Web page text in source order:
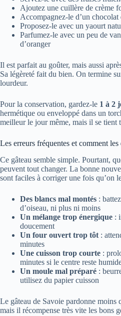
Ajoutez une cuillère de crème
Accompagnez-le d’un chocolat
Proposez-le avec un yaourt
Parfumez-le avec un peu de
d’oranger
Il est parfait au goûter, mais aussi
Sa légèreté fait du bien. On termine
lourdeur.
Pour la conservation, gardez-le 1 à 2
hermétique ou enveloppé dans un
meilleur le jour même, mais il se tient
Les erreurs fréquentes et comment les
Ce gâteau semble simple. Pourtant,
peuvent tout changer. La bonne
sont faciles à corriger une fois qu’on
Des blancs mal montés :
d’oiseau, ni plus ni moins
Un mélange trop énergique :
doucement
Un four ouvert trop tôt :
minutes
Une cuisson trop courte :
minutes si le centre reste
Un moule mal préparé :
utilisez du papier cuisson
Le gâteau de Savoie pardonne moins
mais il récompense très vite les bons